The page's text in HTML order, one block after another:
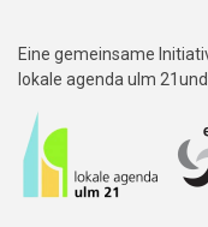
Eine gemeinsame
lokale agenda ulm